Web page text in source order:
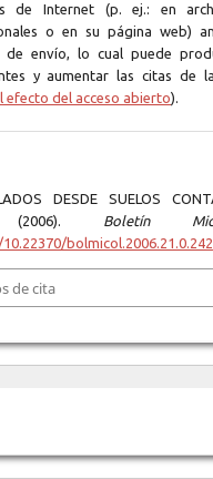
de Internet (p. ej.: en
o en su página web)
de envío, lo cual puede
y aumentar las citas de
efecto del acceso abierto).
DESDE SUELOS
(2006). Boletín
bolmicol.2006.21.0.242
de cita